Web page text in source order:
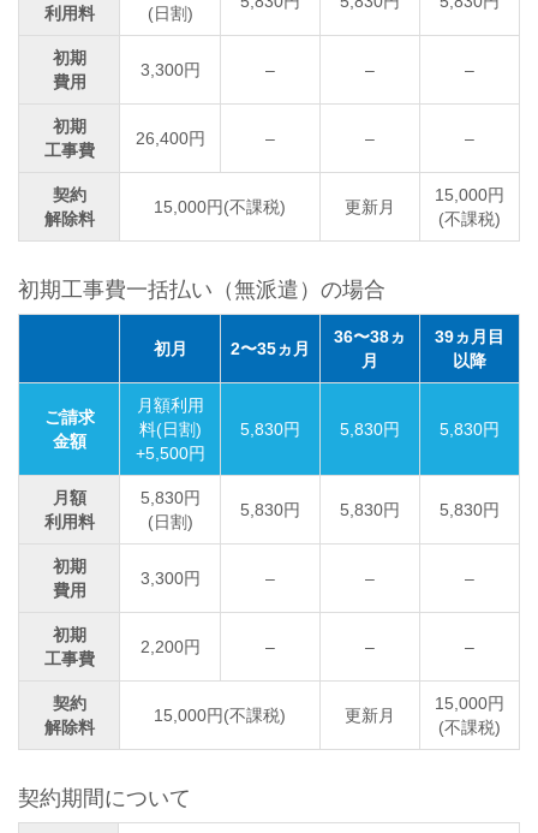
利用料 (日割)
初期
費用
3,300円 – – –
初期
工事費
26,400円 – – –
契約
解除料
15,000円(不課税) 更新月
15,000円
(不課税)
初期工事費一括払い（無派遣）の場合
初月 2〜35ヵ月
36〜38ヵ
月
39ヵ月目
以降
ご請求
金額
月額利用
料(日割)
+5,500円
5,830円 5,830円 5,830円
月額
利用料
5,830円
(日割)
5,830円 5,830円 5,830円
初期
費用
3,300円 – – –
初期
工事費
2,200円 – – –
契約
解除料
15,000円(不課税) 更新月
15,000円
(不課税)
契約期間について